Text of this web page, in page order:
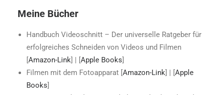
Meine Bücher
Handbuch Videoschnitt – Der universelle Ratgeber für
erfolgreiches Schneiden von Videos und Filmen
[Amazon-Link] | [Apple Books]
Filmen mit dem Fotoapparat [Amazon-Link] | [Apple
Books]